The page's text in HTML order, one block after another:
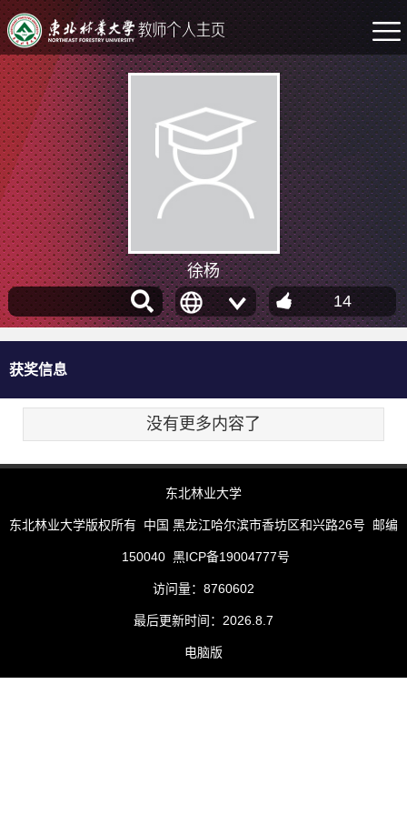
徐杨
14
获奖信息
没有更多内容了
东北林业大学
东北林业大学版权所有 中国 黑龙江哈尔滨市香坊区和兴路26号 邮编
150040 黑ICP备19004777号
访问量： 8760602
最后更新时间： 2026 8 7
电脑版